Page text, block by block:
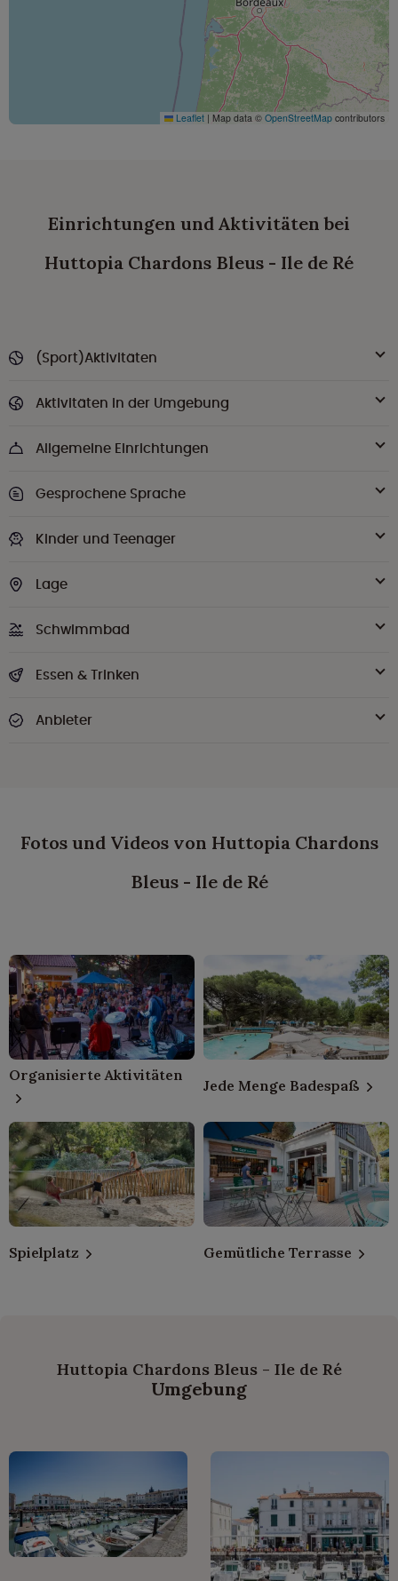
Leaflet | Map data © OpenStreetMap contributors
Einrichtungen und Aktivitäten bei
Huttopia Chardons Bleus - Ile de Ré
(Sport)Aktivitäten
Aktivitäten in der Umgebung
Allgemeine Einrichtungen
Gesprochene Sprache
Kinder und Teenager
Lage
Schwimmbad
Essen & Trinken
Anbieter
Fotos und Videos von Huttopia Chardons
Bleus - Ile de Ré
Organisierte Aktivitäten
Jede Menge Badespaß
Spielplatz Gemütliche Terrasse
Huttopia Chardons Bleus - Ile de Ré
Umgebung